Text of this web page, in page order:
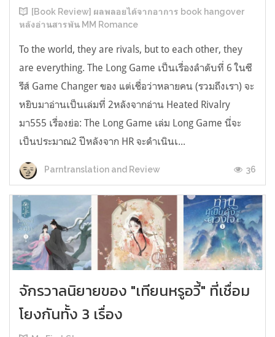
[Book Review] ผลพลอยได้จากอาการ book hangover
หลังอ่านสารพัน MM Romance
To the world, they are rivals, but to each other, they
are everything. The Long Game เป็นเรื่องลำดับที่ 6 ในซี
รีส์ Game Changer ของ แต่เชื่อว่าหลายคน (รวมถึงเรา) จะ
หยิบมาอ่านเป็นเล่มที่ 2หลังจากอ่าน Heated Rivalry
มา555 เรื่องย่อ: The Long Game เล่ม Long Game นี่จะ
เป็นประมาณ2 ปีหลังจาก HR จะดำเนินเ...
Parntranslation and Review 36
จักรวาลนิยายของ "เทียนหรูอวี้" ที่เชื่อม
โยงกันทั้ง 3 เรื่อง